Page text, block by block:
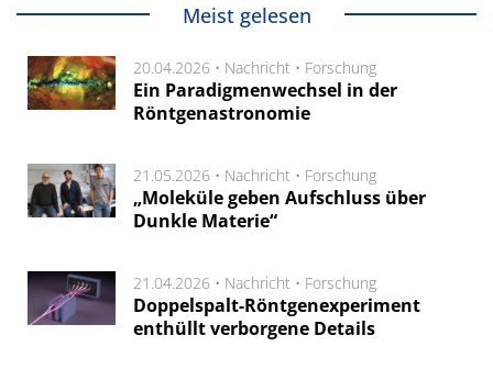
Meist gelesen
20.04.2026 • Nachricht • Forschung
Ein Paradigmenwechsel in der
Röntgenastronomie
21.05.2026 • Nachricht • Forschung
„Moleküle geben Aufschluss über
Dunkle Materie“
21.04.2026 • Nachricht • Forschung
Doppelspalt-Röntgenexperiment
enthüllt verborgene Details